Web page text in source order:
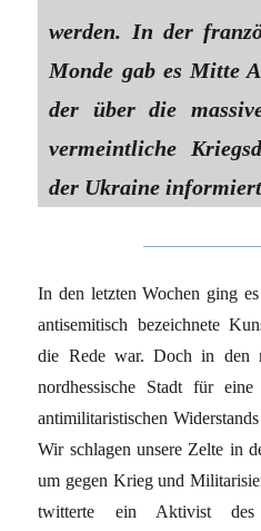
werden. In der
Monde gab es Mitte
der über die
vermeintliche
der Ukraine
In den letzten Wochen ging
antisemitisch bezeichnete
die Rede war. Doch in den
nordhessische Stadt für
antimilitaristischen
Wir schlagen unsere Zelte in
um gegen Krieg und
twitterte ein Aktivist des